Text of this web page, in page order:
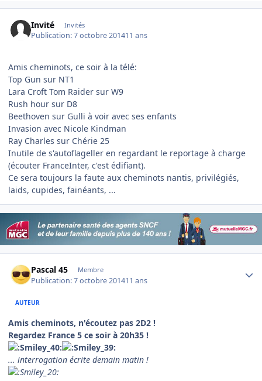
Invité Invités
Publication:7 octobre 201411 ans
Amis cheminots, ce soir à la télé:
Top Gun sur NT1
Lara Croft Tom Raider sur W9
Rush hour sur D8
Beethoven sur Gulli à voir avec ses enfants
Invasion avec Nicole Kindman
Ray Charles sur Chérie 25
Inutile de s'autoflageller en regardant le reportage à charge
(écouter FranceInter, c'est édifiant).
Ce sera toujours la faute aux cheminots nantis, privilégiés,
laids, cupides, fainéants, ...
Pascal 45 Membre
Publication:7 octobre 201411 ans
AUTEUR
Amis cheminots, n'écoutez pas 2D2 !
Regardez France 5 ce soir à 20h35 !
... interrogation écrite demain matin !